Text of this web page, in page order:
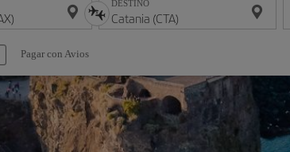
DESTINO
Pagar con Avios